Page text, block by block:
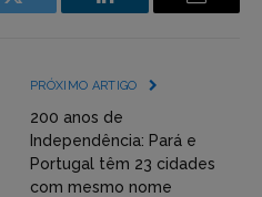
Incorpore
(YouTube,
Twitter,
Flickr
etc)
LinkedIn Email
PRÓXIMO ARTIGO
200 anos de
Independência: Pará e
Portugal têm 23 cidades
com mesmo nome